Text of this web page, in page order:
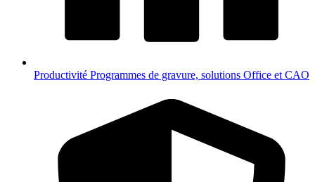
Productivité Programmes de gravure, solutions Office et CAO